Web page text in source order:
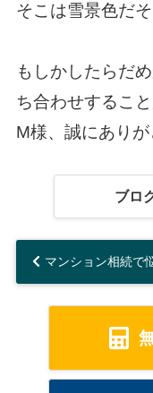
そこは雪景色だそ
もしかしたらだ
ち合わせするこ
M様、誠にありが
ブロ